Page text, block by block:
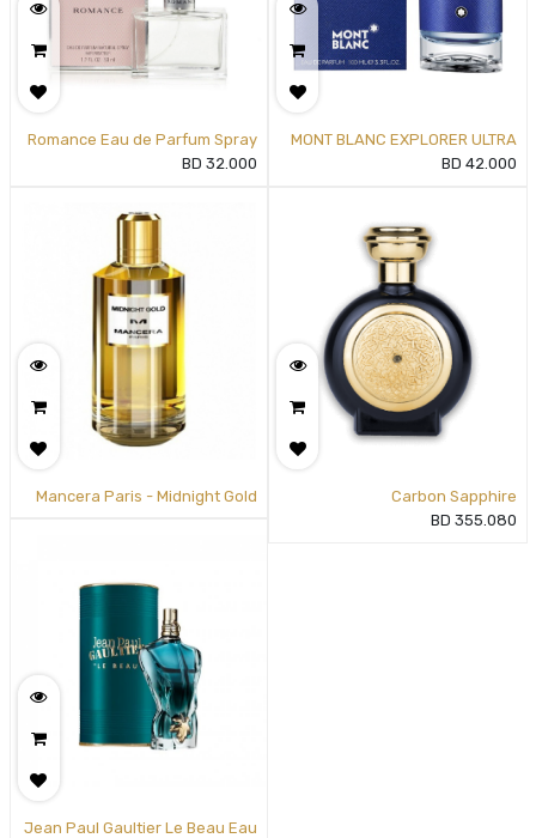
MONT BLANC EXPLORER ULTRA
BLUE EAU DE PARFUM
42.000
Romance Eau de Parfum Spray
for Women by Ralph Lauren
32.000
Carbon Sapphire
355.080
Mancera Paris - Midnight Gold
Jean Paul Gaultier Le Beau Eau